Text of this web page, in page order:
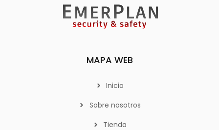
MAPA WEB
Inicio
Sobre nosotros
Tienda